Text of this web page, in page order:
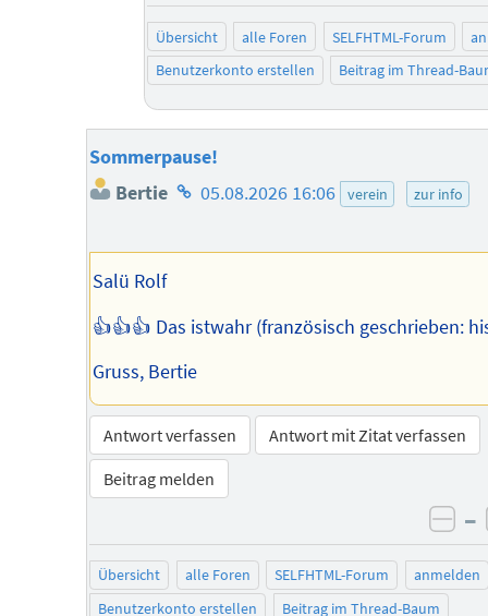
Übersicht alle Foren SELFHTML-Forum
Benutzerkonto erstellen
Beitrag im Thread-
Sommerpause!
Bertie Homepage
Autors
05.08.2026 16:06 verein zur info
Salü Rolf
👍👍👍 Das istwahr (französisch geschrieben:
Gruss, Bertie
Antwort verfassen
Antwort mit Zitat verfassen
Beitrag melden
–
Übersicht alle Foren SELFHTML-Forum
anmelden
Benutzerkonto erstellen
Beitrag im Thread-Baum